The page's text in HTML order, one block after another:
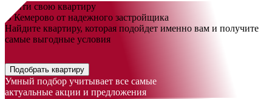
Найти свою квартиру
В Кемерово от надежного застройщика
Найдите квартиру, которая подойдет именно вам и получите
самые выгодные условия
Подобрать квартиру
Умный подбор учитывает все самые
актуальные акции и предложения